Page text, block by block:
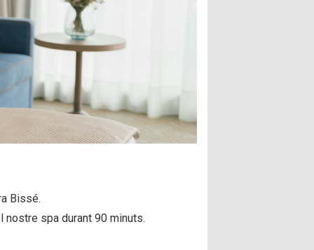
Bissé.
nostre spa durant 90 minuts.